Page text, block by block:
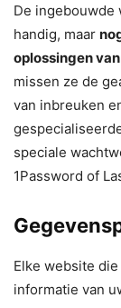
De ingebouwde
handig, maar
oplossingen
missen ze de
van inbreuken
speciale
1Password of
Elke website
informatie van